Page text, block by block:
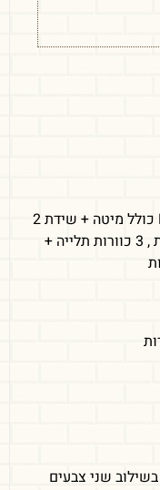
חדר ילדים דרים אקסטרים EXTREME כולל מיטה + שידת 2
מגירות , שולחן עבודה + 3 מגירות ודלת , 3 כוורות תלייה +